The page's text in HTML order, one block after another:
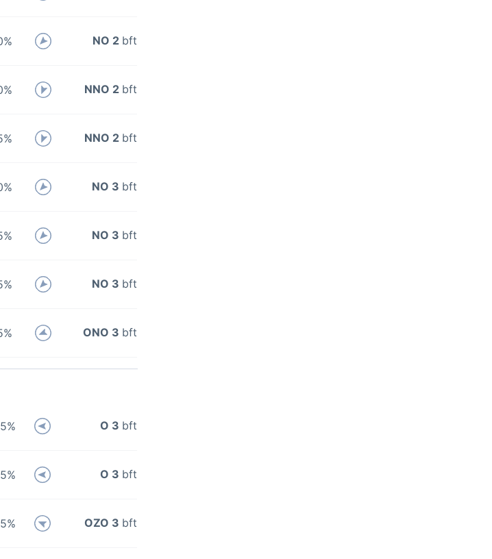
NO 2 bft
NNO 2 bft
NNO 2 bft
NO 3 bft
NO 3 bft
NO 3 bft
ONO 3 bft
O 3 bft
O 3 bft
OZO 3 bft